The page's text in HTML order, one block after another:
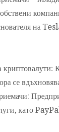
на
се
като